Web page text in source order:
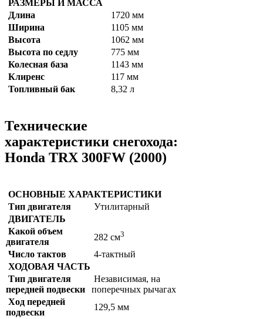
РАЗМЕРЫ И МАССА
Длина
1720 мм
Ширина
1105 мм
Высота
1062 мм
Высота по седлу
775 мм
Колесная база
1143 мм
Клиренс
117 мм
Топливный бак
8,32 л
Технические
характеристики снегохода:
Honda TRX 300FW (2000)
ОСНОВНЫЕ ХАРАКТЕРИСТИКИ
Тип двигателя
Утилитарный
ДВИГАТЕЛЬ
Какой объем
двигателя
282 см3
Число тактов
4-тактный
ХОДОВАЯ ЧАСТЬ
Тип двигателя
передней подвески
Независимая, на
поперечных рычагах
Ход передней
подвески
129,5 мм